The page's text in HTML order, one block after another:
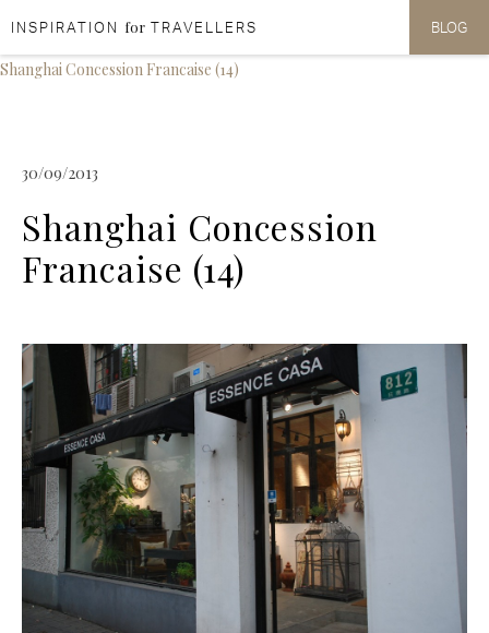
Aller au contenu
Aller au menu
INSPIRATION for TRAVELLERS BLOG
Shanghai Concession Francaise (14)
30/09/2013
Shanghai Concession
Francaise (14)